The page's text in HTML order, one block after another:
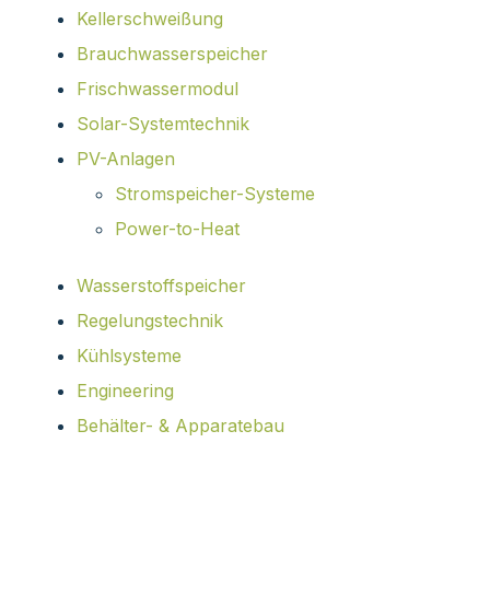
Kellerschweißung
Brauchwasserspeicher
Frischwassermodul
Solar-Systemtechnik
PV-Anlagen
Stromspeicher-Systeme
Power-to-Heat
Wasserstoffspeicher
Regelungstechnik
Kühlsysteme
Engineering
Behälter- & Apparatebau